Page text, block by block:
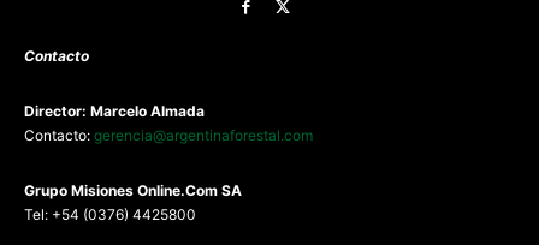
Contacto
Director: Marcelo Almada
Contacto: gerencia@argentinaforestal.com
Grupo Misiones Online.Com SA
Tel: +54 (0376) 4425800